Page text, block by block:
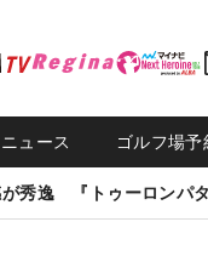
ュース ゴルフ場予
秀逸 『トゥーロンパタ